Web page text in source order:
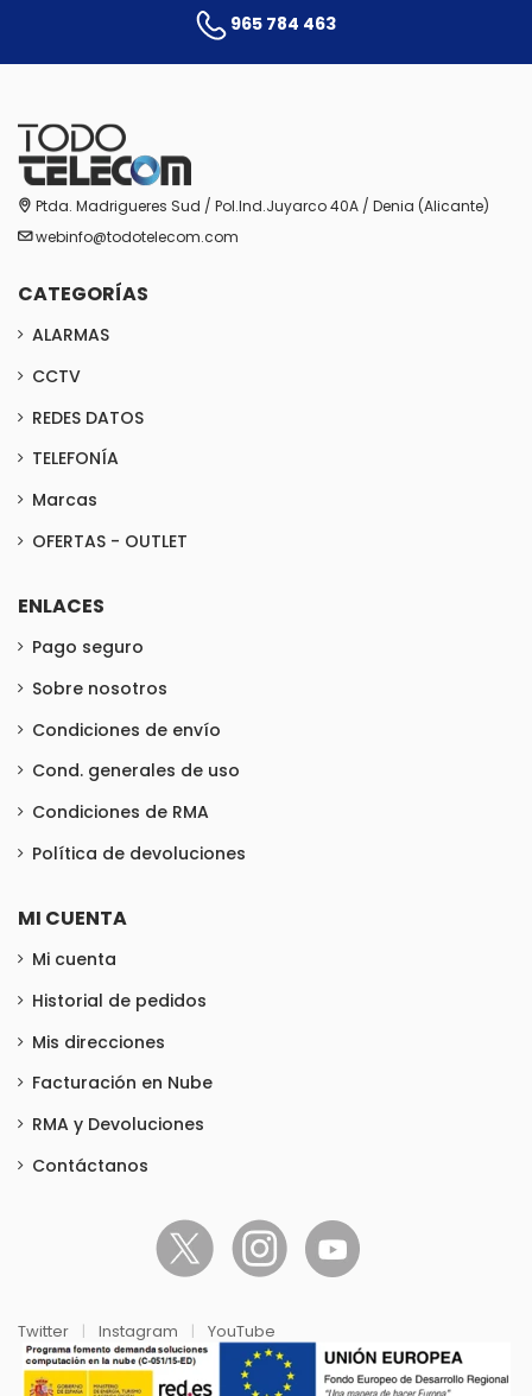
965 784 463
Ptda. Madrigueres Sud / Pol.Ind.Juyarco 40A / Denia (Alicante)
webinfo@todotelecom.com
CATEGORÍAS
ALARMAS
CCTV
REDES DATOS
TELEFONÍA
Marcas
OFERTAS - OUTLET
ENLACES
Pago seguro
Sobre nosotros
Condiciones de envío
Cond. generales de uso
Condiciones de RMA
Política de devoluciones
MI CUENTA
Mi cuenta
Historial de pedidos
Mis direcciones
Facturación en Nube
RMA y Devoluciones
Contáctanos
Twitter | Instagram | YouTube